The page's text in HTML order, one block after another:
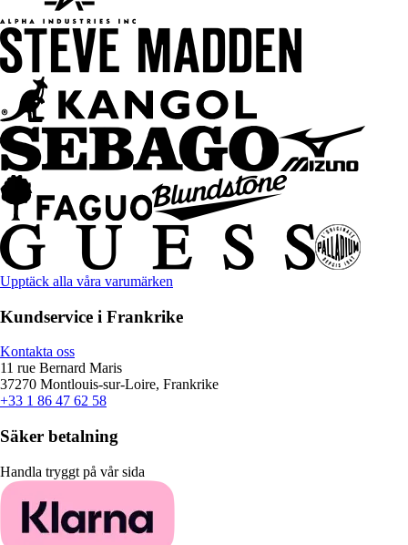
Upptäck alla våra varumärken
Kundservice i Frankrike
Kontakta oss
11 rue Bernard Maris
37270 Montlouis-sur-Loire, Frankrike
+33 1 86 47 62 58
Säker betalning
Handla tryggt på vår sida